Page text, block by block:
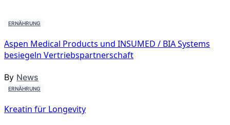
ERNÄHRUNG
Aspen Medical Products und INSUMED / BIA Systems
besiegeln Vertriebspartnerschaft
By News
ERNÄHRUNG
Kreatin für Longevity